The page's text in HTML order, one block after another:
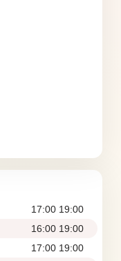
17:00 19:00
16:00 19:00
17:00 19:00